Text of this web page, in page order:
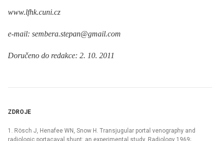
www.lfhk.cuni.cz
e-mail: sembera.stepan@gmail.com
Doručeno do redakce: 2. 10. 2011
ZDROJE
1. Rösch J, Henafee WN, Snow H. Transjugular portal venography and
radiologic portacaval shunt: an experimental study. Radiology 1969;